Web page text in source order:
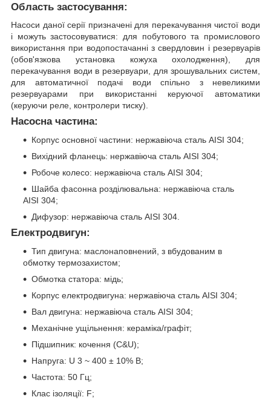
Область застосування:
Насоси даної серії призначені для перекачування чистої води
і можуть застосовуватися: для побутового та промислового
використання при водопостачанні з свердловин і резервуарів
(обов'язкова установка кожуха охолодження), для
перекачування води в резервуари, для зрошувальних систем,
для автоматичної подачі води спільно з невеликими
резервуарами при використанні керуючої автоматики
(керуючи реле, контролери тиску).
Насосна частина:
Корпус основної частини: нержавiюча сталь AISI 304;
Вихiдний фланець: нержавiюча сталь AISI 304;
Робоче колесо: нержавiюча сталь AISI 304;
Шайба фасонна роздiлювальна: нержавiюча сталь
AISI 304;
Дифузор: нержавiюча сталь AISI 304.
Електродвигун:
Тип двигуна: маслонаповнений, з вбудованим в
обмотку термозахистом;
Обмотка статора: мiдь;
Корпус електродвигуна: нержавiюча сталь AISI 304;
Вал двигуна: нержавiюча сталь AISI 304;
Механічне ущільнення: керамiка/графiт;
Пiдшипник: кочення (С&U);
Напруга: U 3 ~ 400 ± 10% В;
Частота: 50 Гц;
Клас iзоляцiї: F;